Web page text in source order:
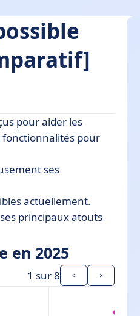
pour aider les
pour
ses
actuellement.
principaux atouts
en 2025
1 sur 8